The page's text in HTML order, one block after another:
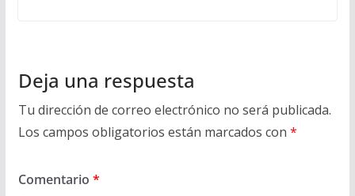
Deja una respuesta
Tu dirección de correo electrónico no será publicada.
Los campos obligatorios están marcados con *
Comentario *